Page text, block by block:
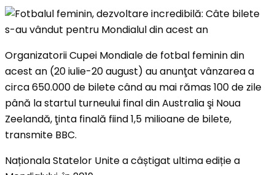
Organizatorii Cupei Mondiale de fotbal feminin din
acest an (20 iulie-20 august) au anunţat vânzarea a
circa 650.000 de bilete când au mai rămas 100 de zile
până la startul turneului final din Australia şi Noua
Zeelandă, ţinta finală fiind 1,5 milioane de bilete,
transmite BBC.
Naționala Statelor Unite a câștigat ultima ediție a